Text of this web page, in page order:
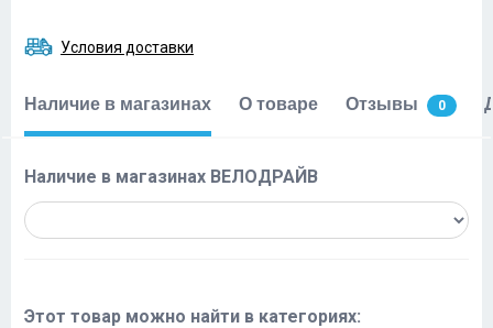
Условия доставки
Наличие в магазинах О товаре Отзывы 0
Наличие в магазинах ВЕЛОДРАЙВ
Этот товар можно найти в категориях: